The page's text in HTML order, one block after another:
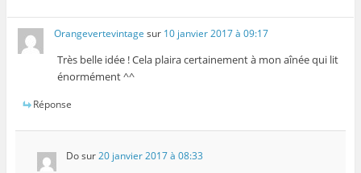
Orangevertevintage sur 10 janvier 2017 à 09:17
Très belle idée ! Cela plaira certainement à mon aînée qui lit
énormément ^^
Réponse
Dosur20 janvier 2017 à 08:33